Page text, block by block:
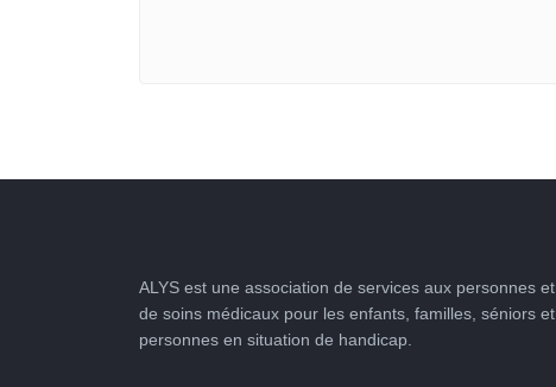
ALYS est une association de services aux personnes et
de soins médicaux pour les enfants, familles, séniors et
personnes en situation de handicap.